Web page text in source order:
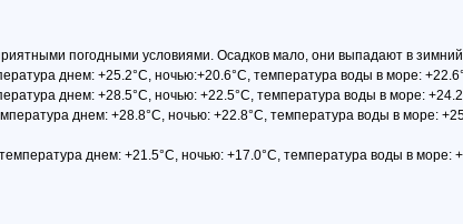
погодными условиями. Осадков мало, они выпадают в
днем: +25.2°C, ночью:+20.6°C, температура воды в море:
днем: +28.5°C, ночью: +22.5°C, температура воды в море:
днем: +28.8°C, ночью: +22.8°C, температура воды в море:
днем: +21.5°C, ночью: +17.0°C, температура воды в море: